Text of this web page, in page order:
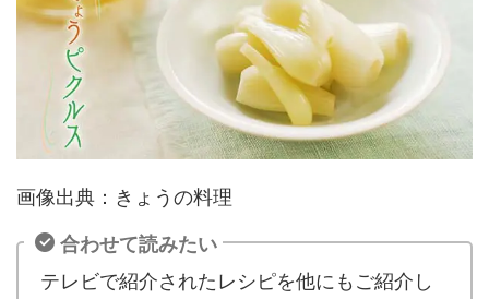
画像出典：きょうの料理
合わせて読みたい
テレビで紹介されたレシピを他にもご紹介し